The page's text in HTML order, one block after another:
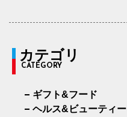
カテゴリ
CATEGORY
ギフト&フード
ヘルス&ビューティー